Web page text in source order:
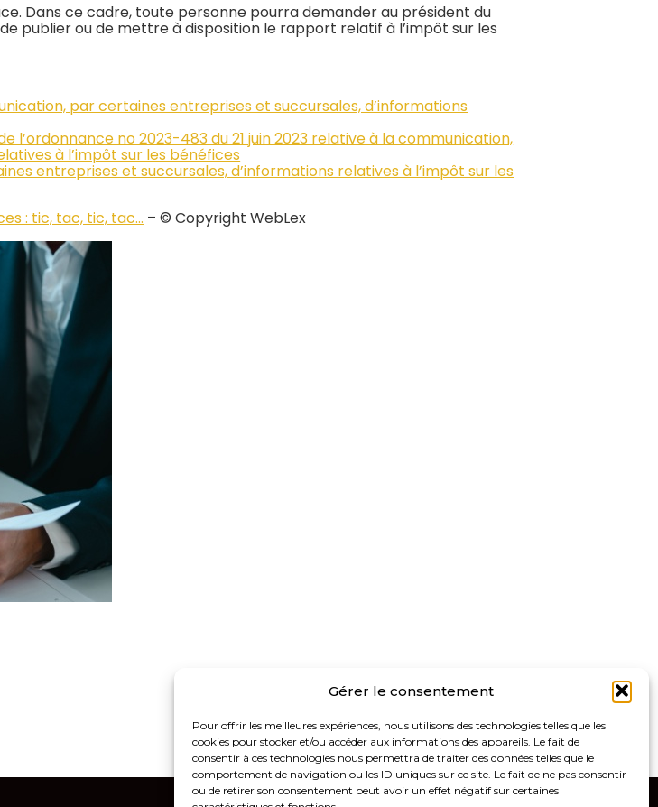
Gérer le consentement
Pour offrir les meilleures expériences, nous utilisons des technologies telles que les
cookies pour stocker et/ou accéder aux informations des appareils. Le fait de
consentir à ces technologies nous permettra de traiter des données telles que le
comportement de navigation ou les ID uniques sur ce site. Le fait de ne pas consentir
ou de retirer son consentement peut avoir un effet négatif sur certaines
Dans ce cadre, toute personne pourra demander au président du
publier ou de mettre à disposition le rapport relatif à l’impôt sur les
par certaines entreprises et succursales, d’informations
l’ordonnance no 2023-483 du 21 juin 2023 relative à la communication,
à l’impôt sur les bénéfices
entreprises et succursales, d’informations relatives à l’impôt sur les
: tic, tac, tic, tac… – © Copyright WebLex